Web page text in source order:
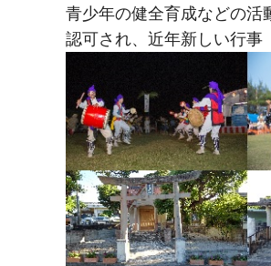
青少年の健全育成などの活
認可され、近年新しい行事